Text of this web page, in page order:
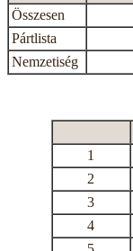
Összesen
Pártlista
Nemzetiség
1
2
3
4